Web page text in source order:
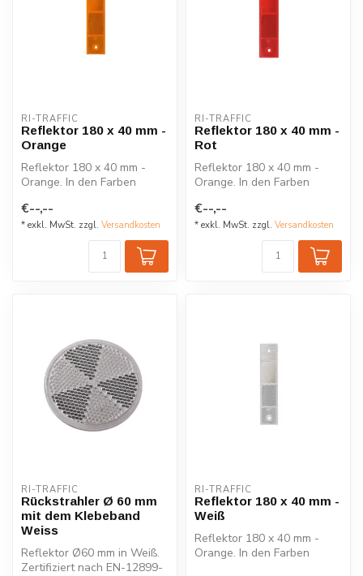
RI-TRAFFIC
Reflektor 180 x 40 mm -
Orange
Reflektor 180 x 40 mm -
Orange. In den Farben
erhältlich. C...
€--,--
* exkl. MwSt. zzgl. Versandkosten
RI-TRAFFIC
Reflektor 180 x 40 mm -
Rot
Reflektor 180 x 40 mm -
Orange. In den Farben
erhältlich. C...
€--,--
* exkl. MwSt. zzgl. Versandkosten
RI-TRAFFIC
Rückstrahler Ø 60 mm
mit dem Klebeband
Weiss
Reflektor Ø60 mm in Weiß.
Zertifiziert nach EN-12899-
RI-TRAFFIC
Reflektor 180 x 40 mm -
Weiß
Reflektor 180 x 40 mm -
Orange. In den Farben